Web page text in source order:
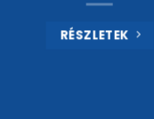
RÉSZLETEK